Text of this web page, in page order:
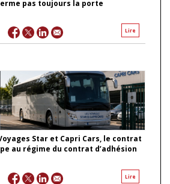
pas toujours la porte
Lire
Star et Capri Cars, le contrat
au régime du contrat d’adhésion
Lire